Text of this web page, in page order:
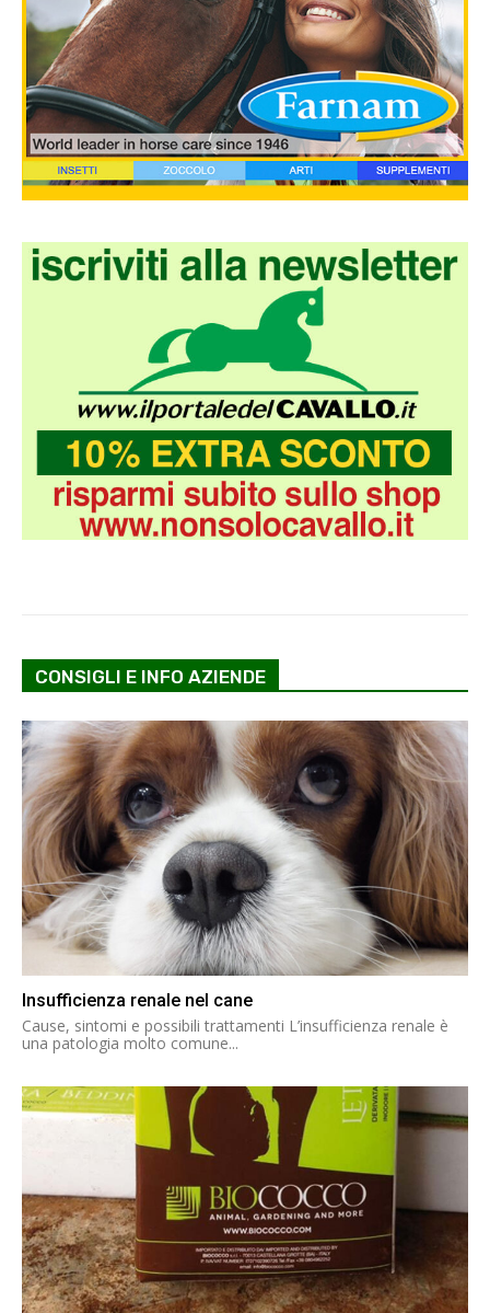
CONSIGLI E INFO AZIENDE
Insufficienza renale nel cane
Cause, sintomi e possibili trattamenti L’insufficienza renale è
una patologia molto comune...